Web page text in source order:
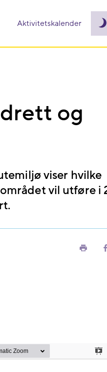
Aktivitetskalender
og
viser hvilke
vil utføre i
Skriv